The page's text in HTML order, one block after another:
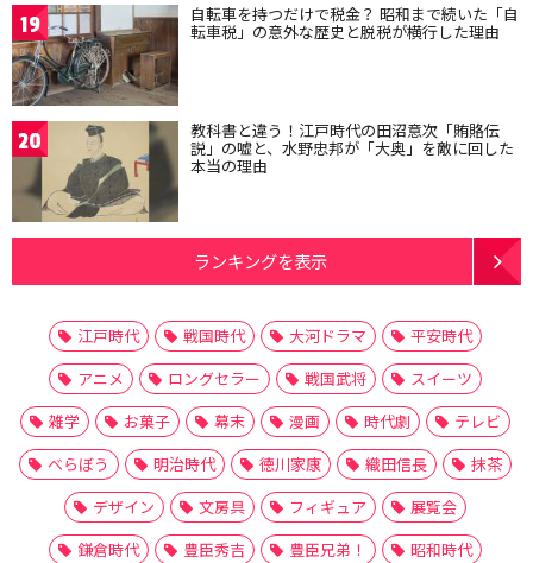
19 自転車を持つだけで税金？ 昭和まで続いた「自
転車税」の意外な歴史と脱税が横行した理由
20 教科書と違う！江戸時代の田沼意次「賄賂伝
説」の嘘と、水野忠邦が「大奥」を敵に回した
本当の理由
ランキングを表示
江戸時代 戦国時代 大河ドラマ
平安時代
アニメ
ロングセラー 戦国武将
スイーツ
雑学
お菓子 幕末 漫画 時代劇
テレビ
べらぼう
明治時代 徳川家康 織田信長
抹茶
デザイン
文房具 フィギュア
展覧会
鎌倉時代
豊臣秀吉 豊臣兄弟！
昭和時代